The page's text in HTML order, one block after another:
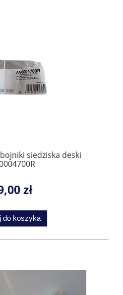
siedziska deski
zł
do koszyka